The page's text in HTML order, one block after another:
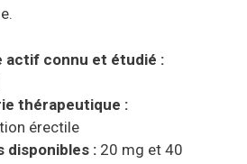
actif connu et étudié :
thérapeutique :
érectile
disponibles : 20 mg et 40